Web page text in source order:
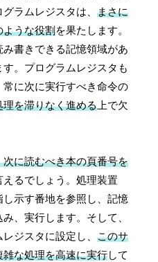
ラムレジスタは、まさに
ような役割を果たします。
書きできる記憶領域があ
。プログラムレジスタも
に次に実行すべき命令の
理を滞りなく進める 上で欠
に読むべき本の頁番号を
えるでしょう。処理装置
示す番地を参照し、記憶
、実行します。そして、
ジスタに設定し、このサ
な処理を高速に実行して